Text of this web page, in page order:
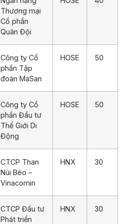
Thương mại
Cổ phần
Quân Đội
Công ty Cổ
phần Tập
đoàn MaSan
HOSE 50
Công ty Cổ
phần Đầu tư
Thế Giới Di
Động
HOSE 50
CTCP Than
Núi Béo –
Vinacomin
HNX 30
CTCP Đầu tư
Phát triển
HNX 30